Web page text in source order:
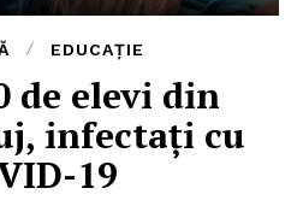
EDUCAȚIE
de elevi din
infectați cu
19